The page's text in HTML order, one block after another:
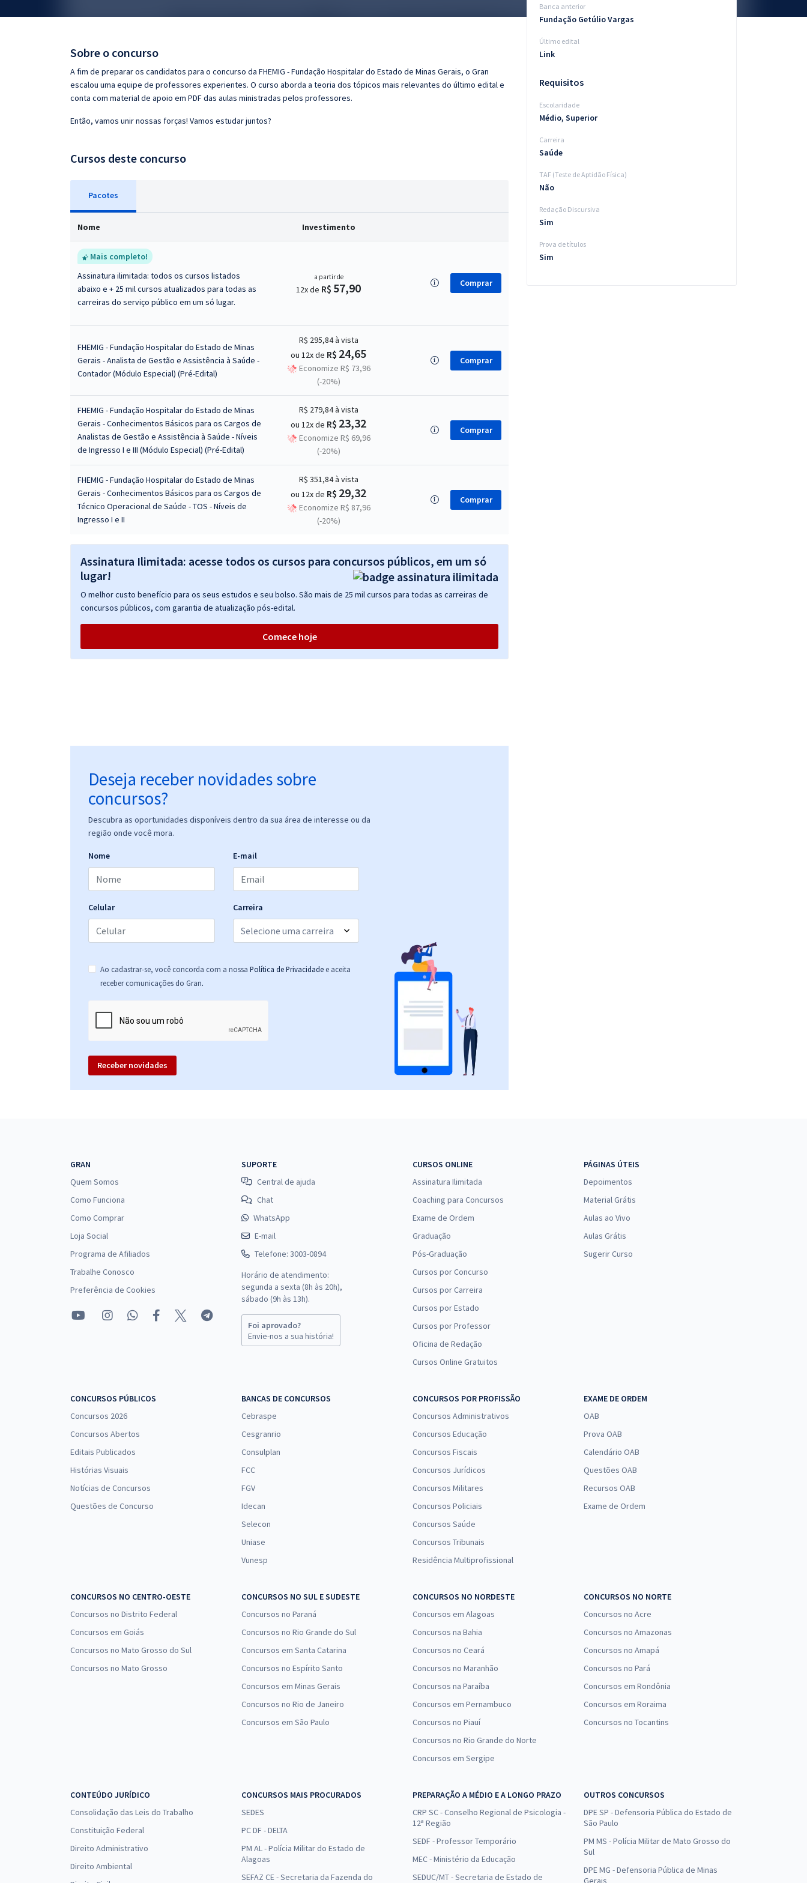
Questões grátis
Sobre o concurso
A fim de preparar os candidatos para o concurso da FHEMIG - Fundação Hospitalar do Estado de Minas Gerais, o Gran
escalou uma equipe de professores experientes. O curso aborda a teoria dos tópicos mais relevantes do último edital e
conta com material de apoio em PDF das aulas ministradas pelos professores.
Então, vamos unir nossas forças! Vamos estudar juntos?
Cursos deste concurso
Pacotes
Nome Investimento
Mais completo!
Assinatura ilimitada: todos os cursos listados
abaixo e + 25 mil cursos atualizados para todas as
carreiras do serviço público em um só lugar.
a partir de
12x de R$ 57,90 Comprar
FHEMIG - Fundação Hospitalar do Estado de Minas
Gerais - Analista de Gestão e Assistência à Saúde -
Contador (Módulo Especial) (Pré-Edital)
R$ 295,84à vista
ou 12x de R$ 24,65
Economize R$ 73,96
(-20%)
Comprar
FHEMIG - Fundação Hospitalar do Estado de Minas
Gerais - Conhecimentos Básicos para os Cargos de
Analistas de Gestão e Assistência à Saúde - Níveis
de Ingresso I e III (Módulo Especial) (Pré-Edital)
R$ 279,84à vista
ou 12x de R$ 23,32
Economize R$ 69,96
(-20%)
Comprar
FHEMIG - Fundação Hospitalar do Estado de Minas
Gerais - Conhecimentos Básicos para os Cargos de
Técnico Operacional de Saúde - TOS - Níveis de
Ingresso I e II
R$ 351,84à vista
ou 12x de R$ 29,32
Economize R$ 87,96
(-20%)
Comprar
Assinatura Ilimitada: acesse todos os cursos para concursos públicos, em um só
lugar!
O melhor custo benefício para os seus estudos e seu bolso. São mais de 25 mil cursos para todas as carreiras de
concursos públicos, com garantia de atualização pós-edital.
Comece hoje
Deseja receber novidades sobre
concursos?
Descubra as oportunidades disponíveis dentro da sua área de interesse ou da
região onde você mora.
Nome E-mail
Celular Carreira
Ao cadastrar-se, você concorda com a nossa Política de Privacidade e aceita
receber comunicações do Gran.
Receber novidades
Banca anterior
Fundação Getúlio Vargas
Último edital
Link
Requisitos
Escolaridade
Médio, Superior
Carreira
Saúde
TAF (Teste de Aptidão Física)
Não
Redação Discursiva
Sim
Prova de títulos
Sim
GRAN
Quem Somos
Como Funciona
Como Comprar
Loja Social
Programa de Afiliados
Trabalhe Conosco
Preferência de Cookies
SUPORTE
Central de ajuda
Chat
WhatsApp
E-mail
Telefone: 3003-0894
Horário de atendimento:
segunda a sexta (8h às 20h),
sábado (9h às 13h).
Foi aprovado?
Envie-nos a sua história!
CURSOS ONLINE
Assinatura Ilimitada
Coaching para Concursos
Exame de Ordem
Graduação
Pós-Graduação
Cursos por Concurso
Cursos por Carreira
Cursos por Estado
Cursos por Professor
Oficina de Redação
Cursos Online Gratuitos
PÁGINAS ÚTEIS
Depoimentos
Material Grátis
Aulas ao Vivo
Aulas Grátis
Sugerir Curso
CONCURSOS PÚBLICOS
Concursos 2026
Concursos Abertos
Editais Publicados
Histórias Visuais
Notícias de Concursos
Questões de Concurso
BANCAS DE CONCURSOS
Cebraspe
Cesgranrio
Consulplan
FCC
FGV
Idecan
Selecon
Uniase
Vunesp
CONCURSOS POR PROFISSÃO
Concursos Administrativos
Concursos Educação
Concursos Fiscais
Concursos Jurídicos
Concursos Militares
Concursos Policiais
Concursos Saúde
Concursos Tribunais
Residência Multiprofissional
EXAME DE ORDEM
OAB
Prova OAB
Calendário OAB
Questões OAB
Recursos OAB
Exame de Ordem
CONCURSOS NO CENTRO-OESTE
Concursos no Distrito Federal
Concursos em Goiás
Concursos no Mato Grosso do Sul
Concursos no Mato Grosso
CONCURSOS NO SUL E SUDESTE
Concursos no Paraná
Concursos no Rio Grande do Sul
Concursos em Santa Catarina
Concursos no Espírito Santo
Concursos em Minas Gerais
Concursos no Rio de Janeiro
Concursos em São Paulo
CONCURSOS NO NORDESTE
Concursos em Alagoas
Concursos na Bahia
Concursos no Ceará
Concursos no Maranhão
Concursos na Paraíba
Concursos em Pernambuco
Concursos no Piauí
Concursos no Rio Grande do Norte
Concursos em Sergipe
CONCURSOS NO NORTE
Concursos no Acre
Concursos no Amazonas
Concursos no Amapá
Concursos no Pará
Concursos em Rondônia
Concursos em Roraima
Concursos no Tocantins
CONTEÚDO JURÍDICO
Consolidação das Leis do Trabalho
Constituição Federal
Direito Administrativo
Direito Ambiental
CONCURSOS MAIS PROCURADOS
SEDES
PC DF - DELTA
PM AL - Polícia Militar do Estado de
Alagoas
SEFAZ CE - Secretaria da Fazenda do
PREPARAÇÃO A MÉDIO E A LONGO PRAZO
CRP SC - Conselho Regional de Psicologia -
12ª Região
SEDF - Professor Temporário
MEC - Ministério da Educação
SEDUC/MT - Secretaria de Estado de
OUTROS CONCURSOS
DPE SP - Defensoria Pública do Estado de
São Paulo
PM MS - Polícia Militar de Mato Grosso do
Sul
DPE MG - Defensoria Pública de Minas
Gerais